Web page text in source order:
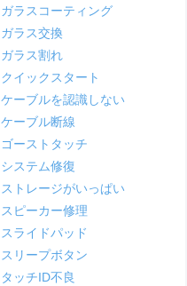
ガラスコーティング
ガラス交換
ガラス割れ
クイックスタート
ケーブルを認識しない
ケーブル断線
ゴーストタッチ
システム修復
ストレージがいっぱい
スピーカー修理
スライドパッド
スリープボタン
タッチID不良